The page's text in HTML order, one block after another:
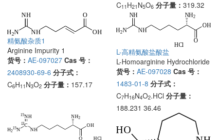
C11 H21 N5O6 分子量： 319.32
精氨酸杂质1
Arginine Impurity 1
货号： AE-097027 Cas 号：
2408930-69-6 分子式：
C6H11 N3O2 分子量： 157.17
L-高精氨酸盐酸盐
L-Homoarginine Hydrochloride
货号： AE-097028 Cas 号：
1483-01-8 分子式：
C7H16N4O2.HCl 分子量：
188.231 36.46